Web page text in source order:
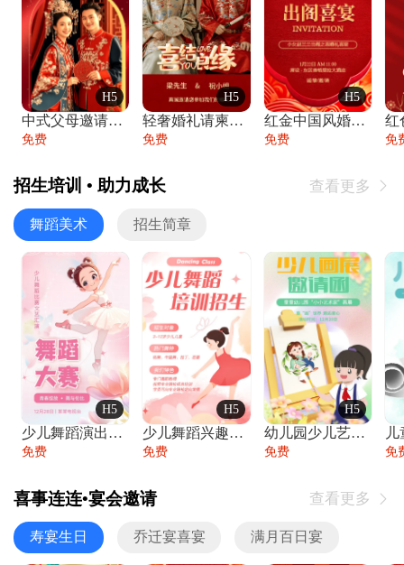
H5
中式父母邀请函婚礼结婚请柬请贴父母邀请方
免费
H5
轻奢婚礼请柬婚礼邀请函结婚照请帖
免费
H5
红金中国风婚礼请柬出阁喜宴嫁女请帖出阁宴
免费 免
招生培训 • 助力成长 查看更多 
舞蹈美术 招生简章
H5
少儿舞蹈演出舞蹈比赛跳舞大赛文艺汇演活动
免费
H5
少儿舞蹈兴趣班艺术培训学校招生宣传
免费
H5
幼儿园少儿艺术展览绘画展摄影作品展美术展
免费 免
喜事连连•宴会邀请 查看更多 
寿宴生日 乔迁宴喜宴 满月百日宴